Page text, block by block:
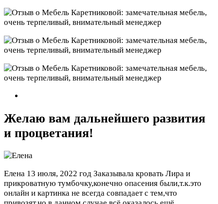
Желаю вам дальнейшего развития
и процветания!
Елена 13 июля, 2022 год Заказывала кровать Лира и
прикроватную тумбочку,конечно опасения были,т.к.это
онлайн и картинка не всегда совпадает с тем,что